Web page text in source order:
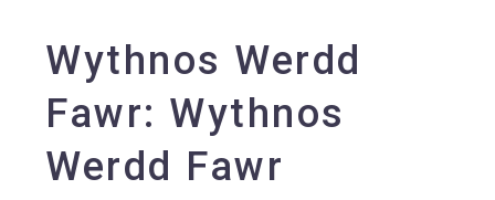
Wythnos Werdd
Fawr: Wythnos
Werdd Fawr